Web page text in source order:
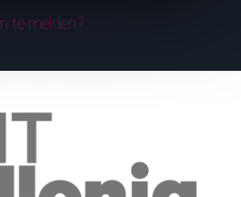
te melden?